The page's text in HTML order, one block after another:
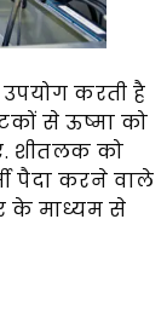
करती है
से ऊष्मा को
शीतलक को
पैदा करने वाले
के माध्यम से